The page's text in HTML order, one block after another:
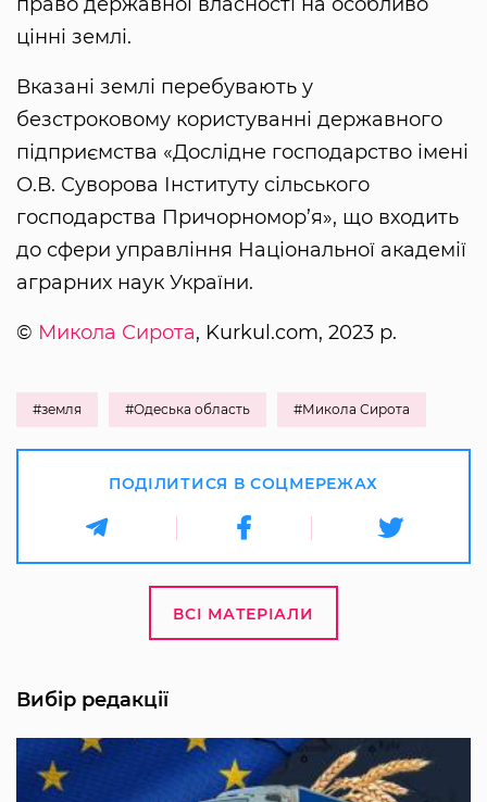
цінні землі.
Вказані землі перебувають у
безстроковому користуванні державного
підприємства «Дослідне господарство імені
О.В. Суворова Інституту сільського
господарства Причорномор’я», що входить
до сфери управління Національної академії
аграрних наук України.
© Микола Сирота, Kurkul.com, 2023 р.
#земля #Одеська область #Микола Сирота
ПОДІЛИТИСЯ В СОЦМЕРЕЖАХ
ВСІ МАТЕРІАЛИ
Вибір редакції